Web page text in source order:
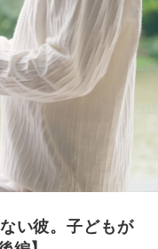
い彼。子どもが